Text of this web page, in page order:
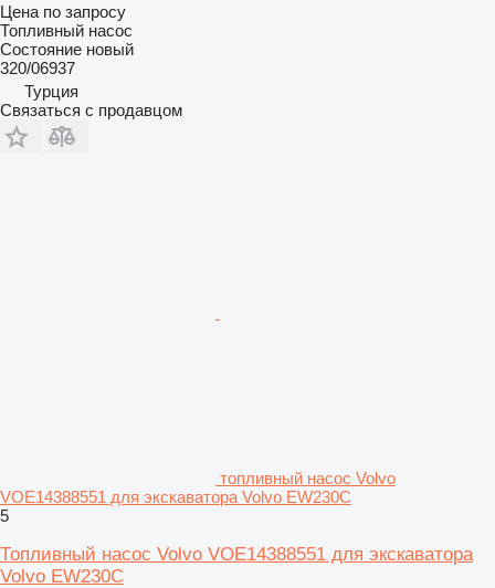
Цена по запросу
Топливный насос
Состояние новый
320/06937
Турция
Связаться с продавцом
топливный насос Volvo
VOE14388551 для экскаватора Volvo EW230C
5
Топливный насос Volvo VOE14388551 для экскаватора
Volvo EW230C